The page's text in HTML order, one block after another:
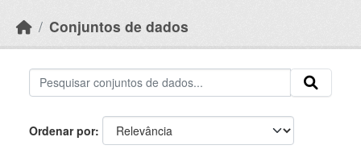
Conjuntos de dados
Ordenar por